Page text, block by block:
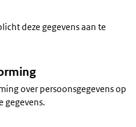
deze gegevens aan te
over persoonsgegevens op
gegevens.